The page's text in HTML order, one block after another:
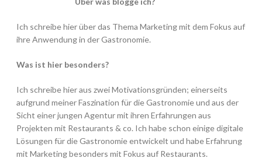
Ich schreibe hier über das Thema Marketing mit dem Fokus auf
ihre Anwendung in der Gastronomie.
Was ist hier besonders?
Ich schreibe hier aus zwei Motivationsgründen; einerseits
aufgrund meiner Faszination für die Gastronomie und aus der
Sicht einer jungen Agentur mit ihren Erfahrungen aus
Projekten mit Restaurants & co. Ich habe schon einige digitale
Lösungen für die Gastronomie entwickelt und habe Erfahrung
mit Marketing besonders mit Fokus auf Restaurants.